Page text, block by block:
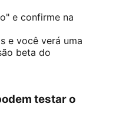
e confirme na
e você verá uma
beta do
testar o